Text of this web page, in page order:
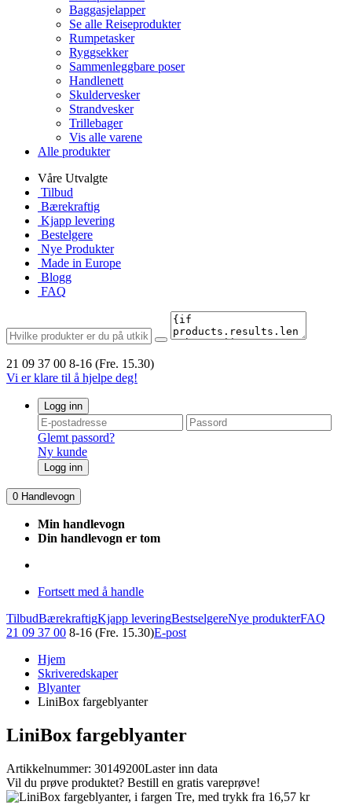
Baggasjelapper
Se alle Reiseprodukter
Rumpetasker
Ryggsekker
Sammenleggbare poser
Handlenett
Skuldervesker
Strandvesker
Trillebager
Vis alle varene
Alle produkter
Våre Utvalgte
Tilbud
Bærekraftig
Kjapp levering
Bestelgere
Nye Produkter
Made in Europe
Blogg
FAQ
21 09 37 00 8-16 (Fre. 15.30)
Vi er klare til å hjelpe deg!
Logg inn
Glemt passord?
Ny kunde
Logg inn
0 Handlevogn
Min handlevogn
Din handlevogn er tom
Fortsett med å handle
TilbudBærekraftigKjapp leveringBestselgereNye produkterFAQ
21 09 37 00 8-16 (Fre. 15.30)E-post
Hjem
Skriveredskaper
Blyanter
LiniBox fargeblyanter
LiniBox fargeblyanter
Artikkelnummer: 30149200Laster inn data
Vil du prøve produktet? Bestill en gratis vareprøve!